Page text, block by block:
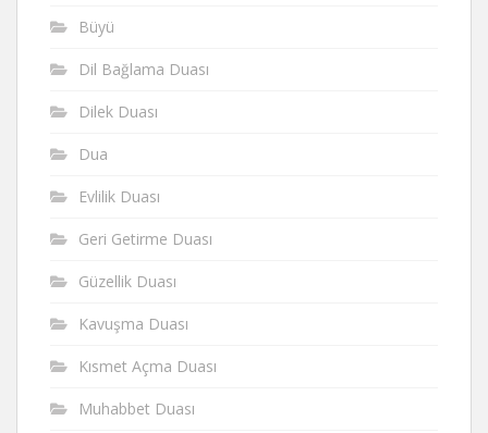
Büyü
Dil Bağlama Duası
Dilek Duası
Dua
Evlilik Duası
Geri Getirme Duası
Güzellik Duası
Kavuşma Duası
Kısmet Açma Duası
Muhabbet Duası